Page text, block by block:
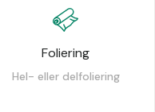
Foliering
Hel- eller delfoliering